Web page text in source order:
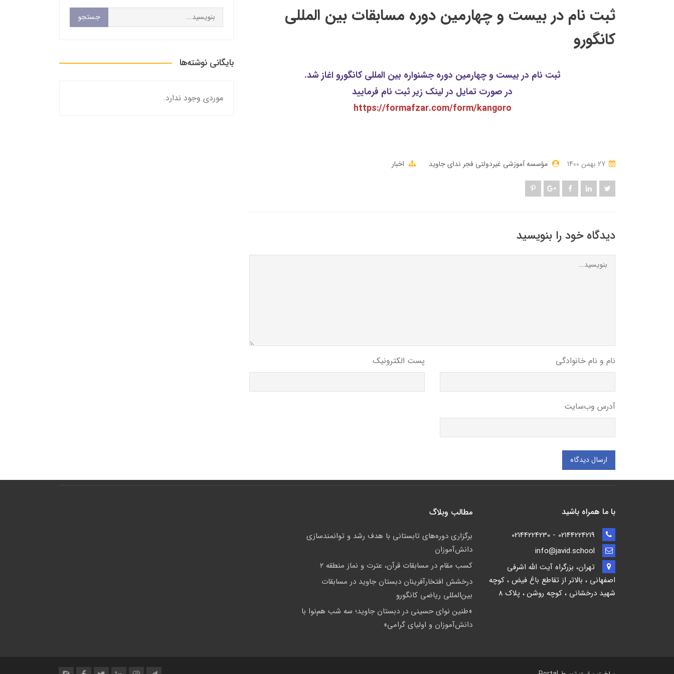
ثبت نام در بیست و چهارمین دوره مسابقات بین المللی
کانگورو
ثبت نام در بیست و چهارمین دوره جشنواره بین المللی کانگورو اغاز شد.
در صورت تمایل در لینک زیر ثبت نام فرمایید
https://formafzar.com/form/kangoro
مؤسسه آموزشی غیردولتی فجر ندای جاوید اخبار
دیدگاه خود را بنویسید
نام و نام خانوادگی پست الکترونیک
آدرس وب‌سایت
ارسال دیدگاه
جستجو
بایگانی نوشته‌ها
موردی وجود ندارد.
با ما همراه باشید
تهران، بزرگراه آیت الله اشرفی
اصفهانی ، بالاتر از تقاطع باغ فیض ، کوچه
شهید درخشانی ، کوچه روشن ، پلاک 8
مطالب وبلاگ
برگزاری دوره‌های تابستانی با هدف رشد و توانمندسازی
دانش‌آموزان
کسب مقام در مسابقات قرآن، عترت و نماز منطقه ۲
درخشش افتخارآفرینان دبستان جاوید در مسابقات
بین‌المللی ریاضی کانگورو
«طنین نوای حسینی در دبستان جاوید؛ سه شب هم‌نوا با
دانش‌آموزان و اولیای گرامی»